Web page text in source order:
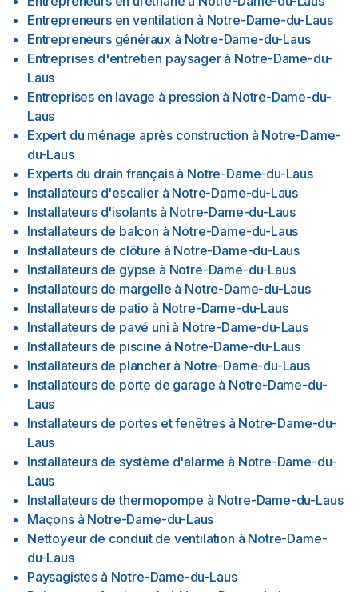
Entrepreneurs en ventilation à Notre-Dame-du-Laus
Entrepreneurs généraux à Notre-Dame-du-Laus
Entreprises d'entretien paysager à Notre-Dame-du-
Laus
Entreprises en lavage à pression à Notre-Dame-du-
Laus
Expert du ménage après construction à Notre-Dame-
du-Laus
Experts du drain français à Notre-Dame-du-Laus
Installateurs d'escalier à Notre-Dame-du-Laus
Installateurs d'isolants à Notre-Dame-du-Laus
Installateurs de balcon à Notre-Dame-du-Laus
Installateurs de clôture à Notre-Dame-du-Laus
Installateurs de gypse à Notre-Dame-du-Laus
Installateurs de margelle à Notre-Dame-du-Laus
Installateurs de patio à Notre-Dame-du-Laus
Installateurs de pavé uni à Notre-Dame-du-Laus
Installateurs de piscine à Notre-Dame-du-Laus
Installateurs de plancher à Notre-Dame-du-Laus
Installateurs de porte de garage à Notre-Dame-du-
Laus
Installateurs de portes et fenêtres à Notre-Dame-du-
Laus
Installateurs de système d'alarme à Notre-Dame-du-
Laus
Installateurs de thermopompe à Notre-Dame-du-Laus
Maçons à Notre-Dame-du-Laus
Nettoyeur de conduit de ventilation à Notre-Dame-
du-Laus
Paysagistes à Notre-Dame-du-Laus